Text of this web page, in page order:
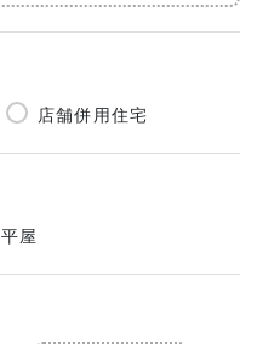
店舗併用住宅
平屋